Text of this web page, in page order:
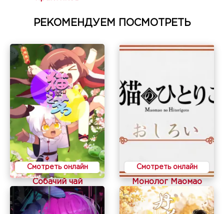
РЕКОМЕНДУЕМ ПОСМОТРЕТЬ
Смотреть онлайн
Собачий чай
Смотреть онлайн
Монолог Маомао